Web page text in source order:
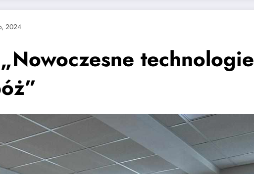
2024
technologie